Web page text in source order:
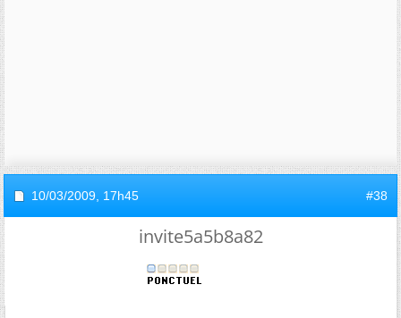
10/03/2009, 17h45 #38
invite5a5b8a82